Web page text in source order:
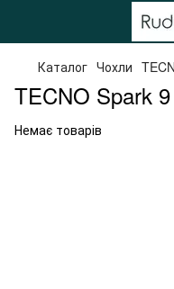
Каталог Чохли
TECNO Spark
Немає товарів